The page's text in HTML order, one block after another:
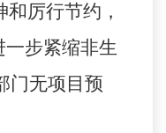
厉行节约，
一步紧缩非生
门无项目预